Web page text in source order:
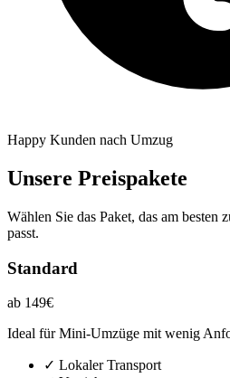
Happy Kunden nach Umzug
Unsere Preispakete
Wählen Sie das Paket, das am besten
passt.
Standard
ab 149€
Ideal für Mini-Umzüge mit wenig
✓ Lokaler Transport